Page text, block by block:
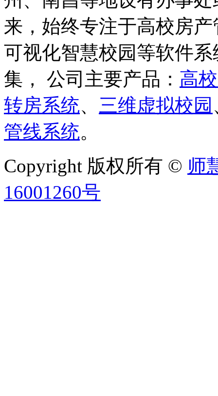
来，始终专注于高校房
可视化智慧校园等软件
集， 公司主要产品： 高
转房系统、 三维虚拟校园
管线系统。
Copyright 版权所有 © 师
16001260号